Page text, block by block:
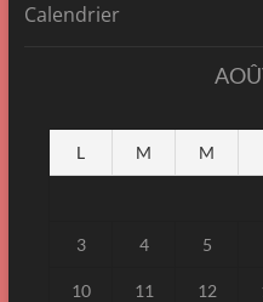
Calendrier
L M M
3 4 5
10 11 12